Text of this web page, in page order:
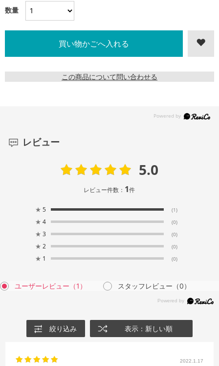
数量
この商品について問い合わせる
レビュー
5.0
レビュー件数： 1件
★ 5 (1)
★ 4 (0)
★ 3 (0)
★ 2 (0)
★ 1 (0)
ユーザーレビュー （1） スタッフレビュー （0）
絞り込み 表示：新しい順
2022.1.17